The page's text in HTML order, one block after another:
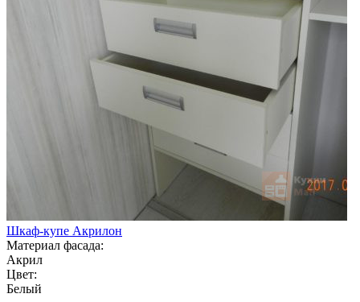
Шкаф-купе Акрилон
Материал фасада:
Акрил
Цвет:
Белый